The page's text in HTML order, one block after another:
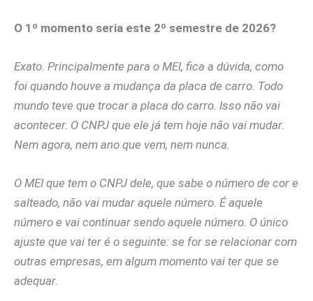
O 1º momento seria este 2º semestre de 2026?
Exato. Principalmente para o MEI, fica a dúvida, como
foi quando houve a mudança da placa de carro. Todo
mundo teve que trocar a placa do carro. Isso não vai
acontecer. O CNPJ que ele já tem hoje não vai mudar.
Nem agora, nem ano que vem, nem nunca.
O MEI que tem o CNPJ dele, que sabe o número de cor e
salteado, não vai mudar aquele número. É aquele
número e vai continuar sendo aquele número. O único
ajuste que vai ter é o seguinte: se for se relacionar com
outras empresas, em algum momento vai ter que se
adequar.